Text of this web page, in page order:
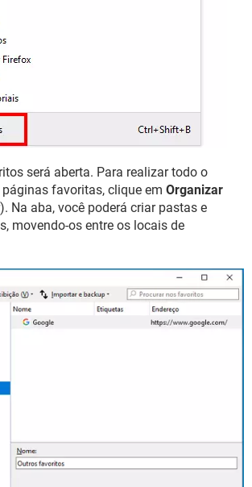
será aberta. Para realizar todo o
favoritas, clique em Organizar
Na aba, você poderá criar pastas e
movendo-os entre os locais de